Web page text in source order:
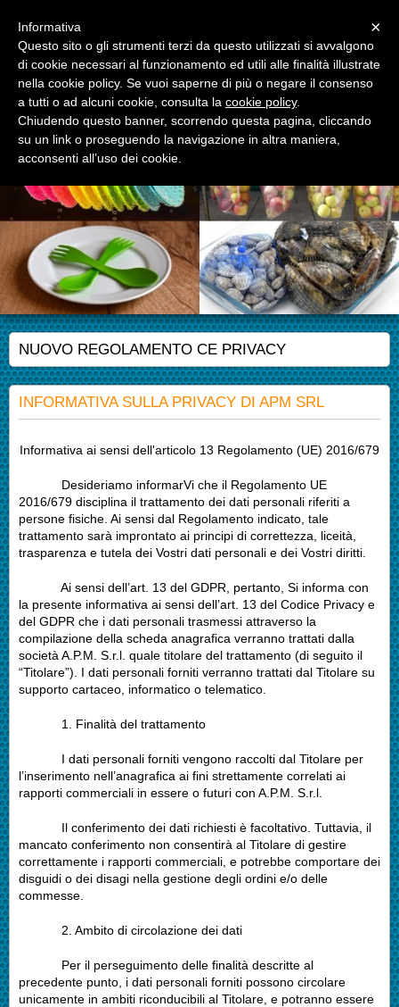
APM S.r.l.
Advanced Polymer Materials
NUOVO REGOLAMENTO CE PRIVACY
INFORMATIVA SULLA PRIVACY DI APM SRL
Informativa ai sensi dell'articolo 13 Regolamento (UE) 2016/679
Desideriamo informarVi che il Regolamento UE
2016/679 disciplina il trattamento dei dati personali riferiti a
persone fisiche. Ai sensi dal Regolamento indicato, tale
trattamento sarà improntato ai principi di correttezza, liceità,
trasparenza e tutela dei Vostri dati personali e dei Vostri diritti.
Ai sensi dell’art. 13 del GDPR, pertanto, Si informa con
la presente informativa ai sensi dell’art. 13 del Codice Privacy e
del GDPR che i dati personali trasmessi attraverso la
compilazione della scheda anagrafica verranno trattati dalla
società A.P.M. S.r.l. quale titolare del trattamento (di seguito il
“Titolare”). I dati personali forniti verranno trattati dal Titolare su
supporto cartaceo, informatico o telematico.
1. Finalità del trattamento
I dati personali forniti vengono raccolti dal Titolare per
l’inserimento nell’anagrafica ai fini strettamente correlati ai
rapporti commerciali in essere o futuri con A.P.M. S.r.l.
Il conferimento dei dati richiesti è facoltativo. Tuttavia, il
mancato conferimento non consentirà al Titolare di gestire
correttamente i rapporti commerciali, e potrebbe comportare dei
disguidi o dei disagi nella gestione degli ordini e/o delle
commesse.
2. Ambito di circolazione dei dati
Per il perseguimento delle finalità descritte al
precedente punto, i dati personali forniti possono circolare
unicamente in ambiti riconducibili al Titolare, e potranno essere
×
Informativa
Questo sito o gli strumenti terzi da questo utilizzati si avvalgono
di cookie necessari al funzionamento ed utili alle finalità illustrate
nella cookie policy. Se vuoi saperne di più o negare il consenso
a tutti o ad alcuni cookie, consulta la cookie policy.
Chiudendo questo banner, scorrendo questa pagina, cliccando
su un link o proseguendo la navigazione in altra maniera,
acconsenti all’uso dei cookie.